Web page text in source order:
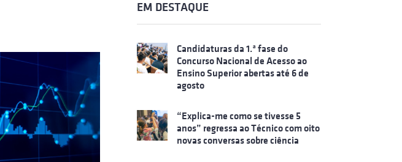
EM DESTAQUE
Candidaturas da 1.ª fase do
Concurso Nacional de Acesso ao
Ensino Superior abertas até 6 de
agosto
“Explica-me como se tivesse 5
anos” regressa ao Técnico com oito
novas conversas sobre ciência